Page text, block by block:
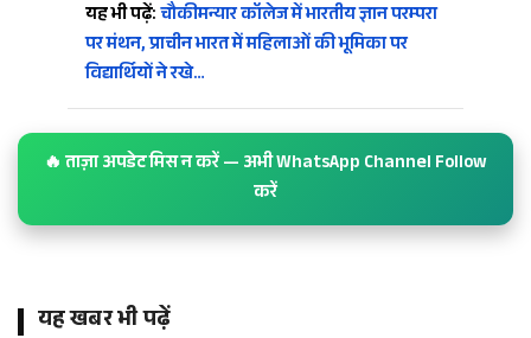
यह भी पढ़ें:चौकीमन्यार कॉलेज में भारतीय ज्ञान परम्परा
पर मंथन, प्राचीन भारत में महिलाओं की भूमिका पर
विद्यार्थियों ने रखे…
🔥 ताज़ा अपडेट मिस न करें — अभी WhatsApp Channel Follow
करें
यह खबर भी पढ़ें